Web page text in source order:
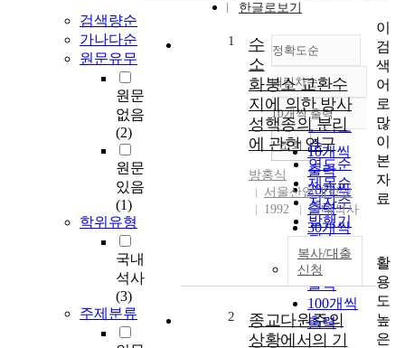
검색량순
가나다순
원문유무
원문
없음
(2)
원문
있음
(1)
학위유형
국내
석사
(3)
주제분류
한글로보기
정확도순
정확도
순
인기도
순
연도순
제목순
저자순
발행기
관순
내림차순
내림차순
10개씩 출력
10개씩
출력
20개씩
출력
30개씩
출력
50개씩
출력
100개씩
출력
조회
1
수
소
화붕소 교환수
지에 의한 방사
성핵종의 분리
에 관한 연구
방홍식
서울산업대학교
1992
국내석사
복사/대출
신청
2
종교다원주의
상황에서의 기
이
검
색
어
로
많
이
본
자
료
활
용
도
높
은